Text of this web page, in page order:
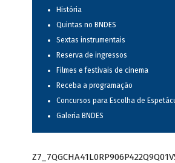
História
Quintas no BNDES
Sextas instrumentais
Reserva de ingressos
Filmes e festivais de cinema
Receba a programação
Concursos para Escolha de
Galeria BNDES